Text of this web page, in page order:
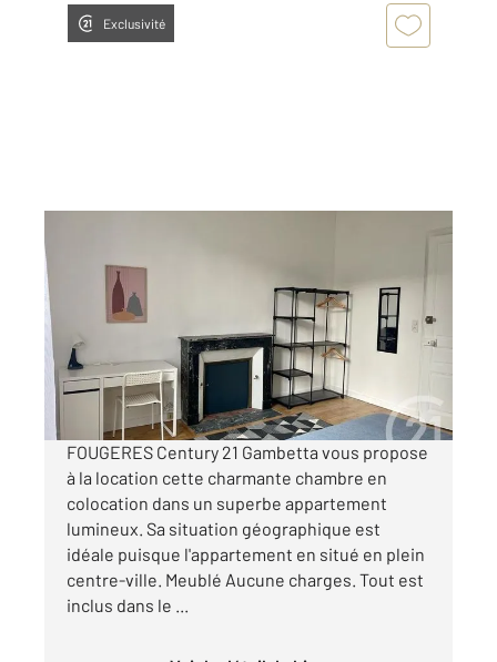
Exclusivité
, 1 pièce
Ref : 6764
Appartement Chambre à louer
450 €
par semaine
FOUGERES Century 21 Gambetta vous propose
à la location cette charmante chambre en
colocation dans un superbe appartement
lumineux. Sa situation géographique est
idéale puisque l'appartement en situé en plein
centre-ville. Meublé Aucune charges. Tout est
inclus dans le ...